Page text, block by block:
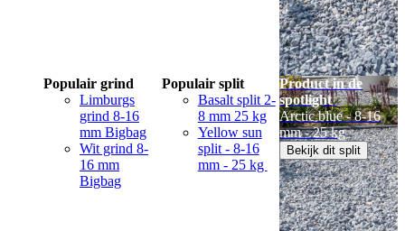
Populair grind
Limburgs
grind 8-16
mm Bigbag
Wit grind 8-
16 mm
Bigbag
Populair split
Basalt split 2-
8 mm 25 kg
Yellow sun
split - 8-16
mm - 25 kg
Product in de
spotlight
Arctic blue - 8-16
mm - 25 kg
Bekijk dit split